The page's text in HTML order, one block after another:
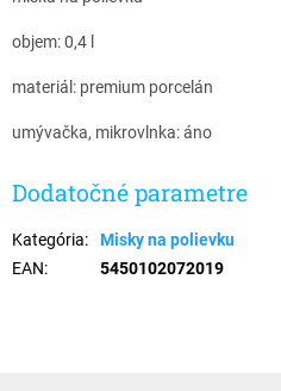
objem: 0,4 l
materiál: premium porcelán
umývačka, mikrovlnka: áno
Dodatočné parametre
Kategória:
Misky na polievku
EAN: 5450102072019